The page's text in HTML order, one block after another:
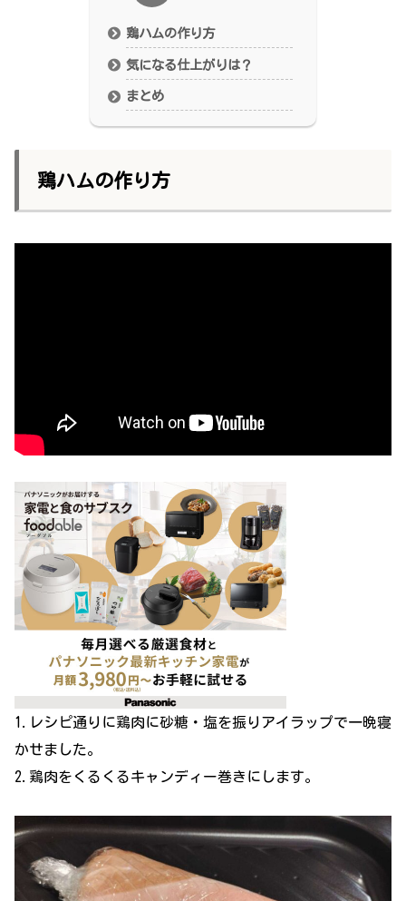
鶏ハムの作り方
気になる仕上がりは？
まとめ
鶏ハムの作り方
1.レシピ通りに鶏肉に砂糖・塩を振りアイラップで一晩寝
かせました。
2.鶏肉をくるくるキャンディー巻きにします。